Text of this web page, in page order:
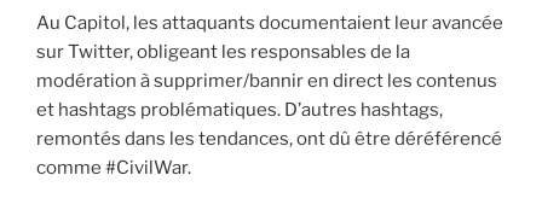
Au Capitol, les attaquants documentaient leur avancée
sur Twitter, obligeant les responsables de la
modération à supprimer/bannir en direct les contenus
et hashtags problématiques. D’autres hashtags,
remontés dans les tendances, ont dû être déréférencé
comme #CivilWar.